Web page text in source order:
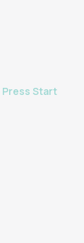
Press Start